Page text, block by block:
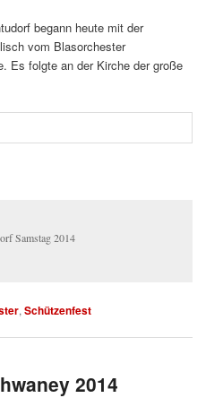
begann heute mit der
vom Blasorchester
Es folgte an der Kirche der große
Samstag 2014
,Schützenfest
2014